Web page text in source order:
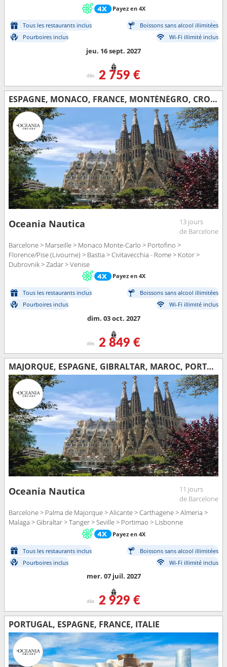
Payez en 4X
Tous les restaurants inclus
Boissons sans alcool illimitées
Pourboires inclus
Wi-Fi illimité inclus
jeu. 16 sept. 2027
dès 2 759 €
ESPAGNE, MONACO, FRANCE, MONTÉNÉGRO, CROATIE, ITALIE
Oceania Nautica
13 jours
de Barcelone
Barcelone > Marseille > Monaco Monte-Carlo > Portofino >
Florence/Pise (Livourne) > Bastia > Civitavecchia - Rome > Kotor >
Dubrovnik > Zadar > Venise
Payez en 4X
Tous les restaurants inclus
Boissons sans alcool illimitées
Pourboires inclus
Wi-Fi illimité inclus
dim. 03 oct. 2027
dès 2 849 €
MAJORQUE, ESPAGNE, GIBRALTAR, MAROC, PORTUGAL
Oceania Nautica
11 jours
de Barcelone
Barcelone > Palma de Majorque > Alicante > Carthagene > Almeria >
Malaga > Gibraltar > Tanger > Seville > Portimao > Lisbonne
Payez en 4X
Tous les restaurants inclus
Boissons sans alcool illimitées
Pourboires inclus
Wi-Fi illimité inclus
mer. 07 juil. 2027
dès 2 929 €
PORTUGAL, ESPAGNE, FRANCE, ITALIE